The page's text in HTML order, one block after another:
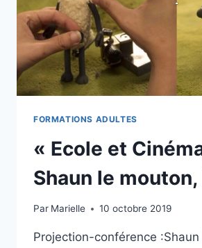
FORMATIONS ADULTES
« Ecole et
Shaun le
Par Marielle 10 octobre 2019
Projection-conférence